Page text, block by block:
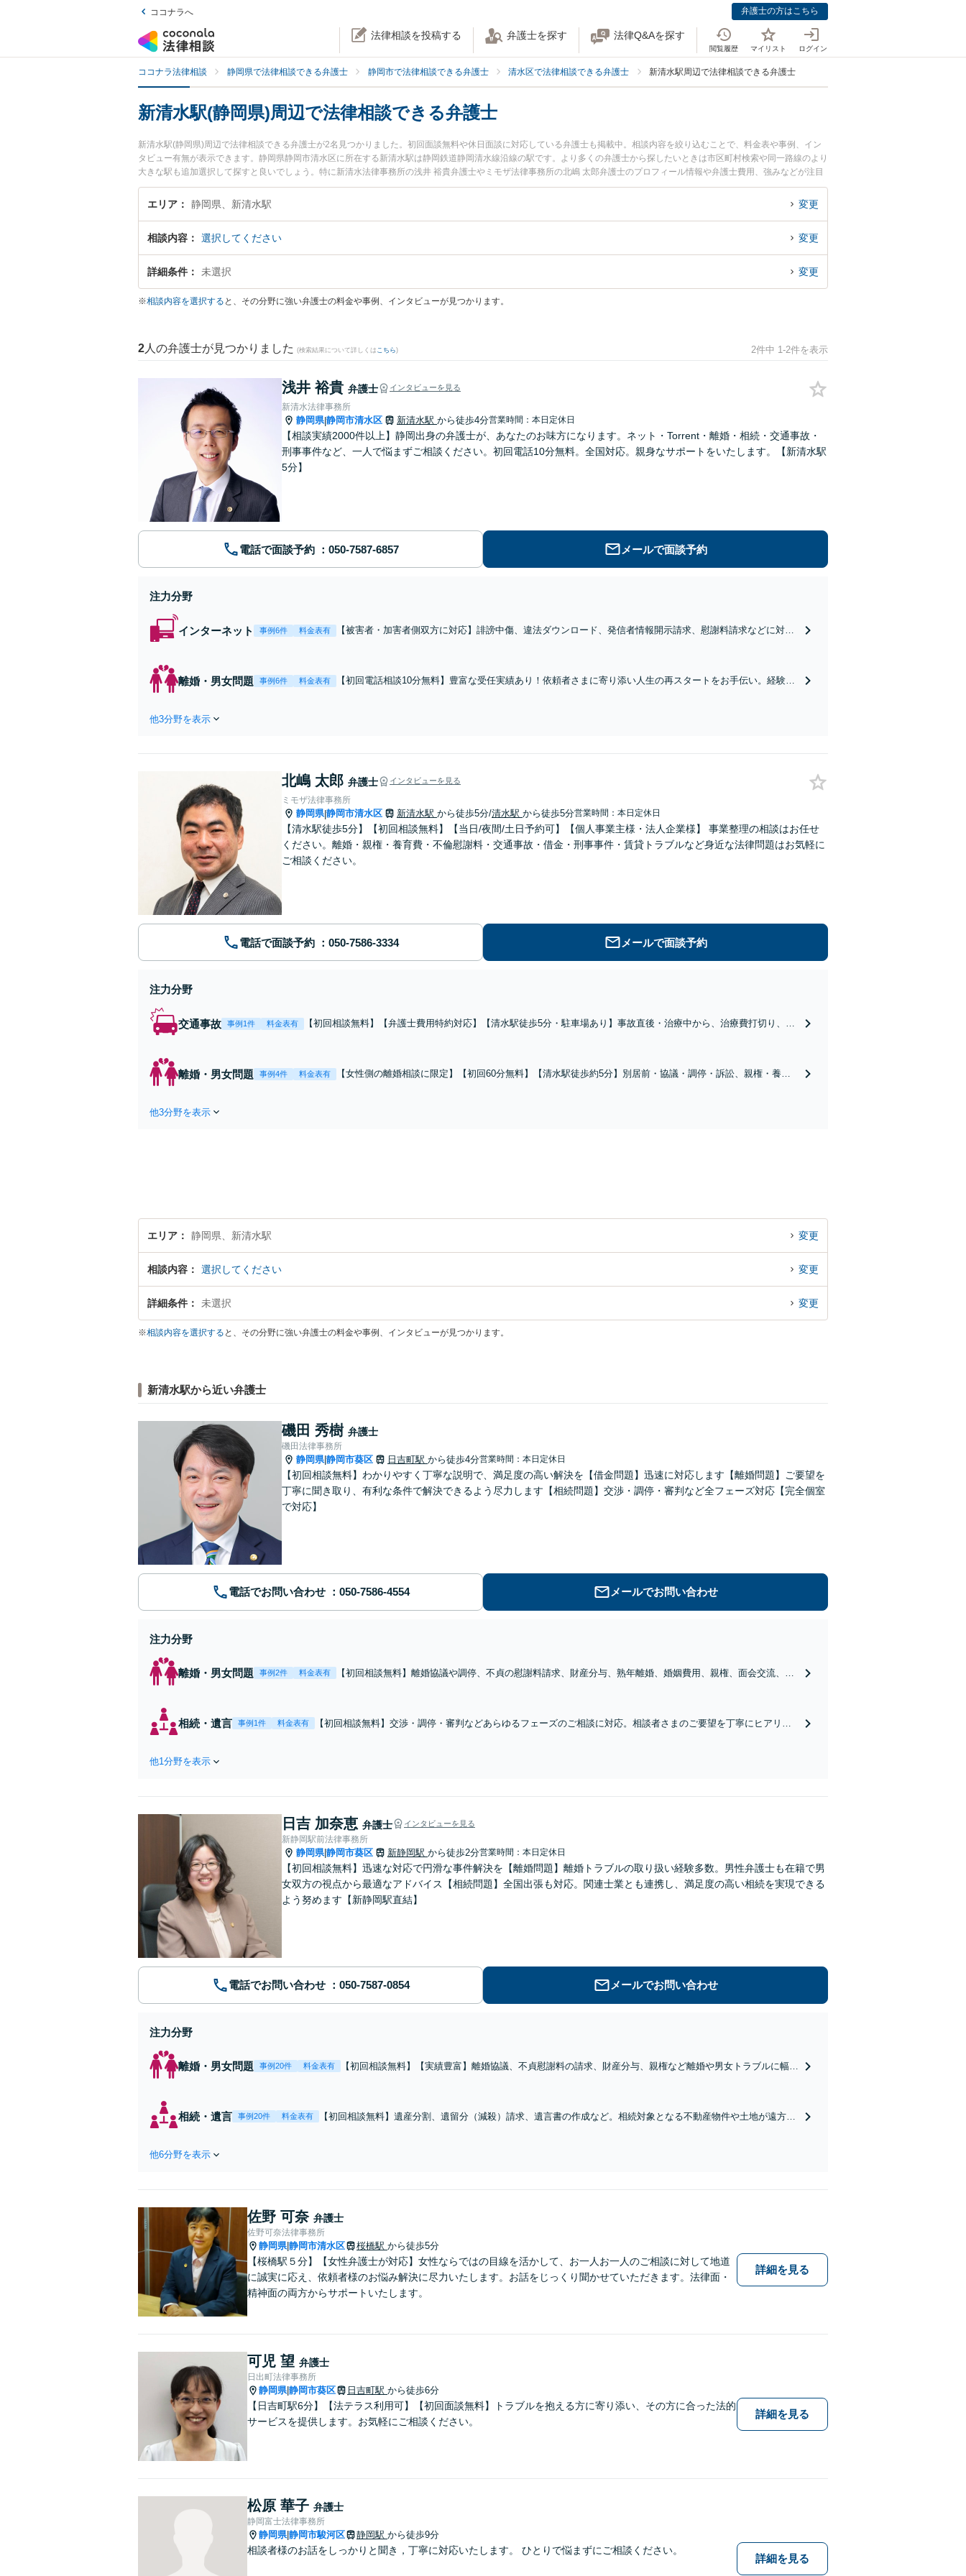
ココナラへ 弁護士の方はこちら
法律相談を投稿する 弁護士を探す 法律Q&Aを探す
閲覧履歴 マイリスト ログイン
ココナラ法律相談 静岡県で法律相談できる弁護士 静岡市で法律相談できる弁護士 清水区で法律相談できる弁護士 新清水駅周辺で法律相談できる弁護士
新清水駅(静岡県)周辺で法律相談できる弁護士
新清水駅(静岡県)周辺で法律相談できる弁護士が2名見つかりました。初回面談無料や休日面談に対応している弁護士も掲載中。相談内容を絞り込むことで、料金表や事例、イン
タビュー有無が表示できます。静岡県静岡市清水区に所在する新清水駅は静岡鉄道静岡清水線沿線の駅です。より多くの弁護士から探したいときは市区町村検索や同一路線のより
大きな駅も追加選択して探すと良いでしょう。特に新清水法律事務所の浅井 裕貴弁護士やミモザ法律事務所の北嶋 太郎弁護士のプロフィール情報や弁護士費用、強みなどが注目
されています。『家族間の相続トラブルのトラブルを勤務先から通いやすい新清水駅周辺に事務所を構える弁護士に面談予約したい』『家族間の相続トラブルのトラブル解決の実
績豊富な新清水駅近くの弁護士を検索したい』『初回無料で家族間の相続トラブルを法律相談できる新清水駅付近の弁護士に面談予約したい』などでお困りの相談者さんにおすす
エリア 静岡県、新清水駅 変更
相談内容 選択してください 変更
詳細条件 未選択 変更
※相談内容を選択する と、その分野に強い弁護士の料金や事例、インタビューが見つかります。
2 人の弁護士が見つかりました (検索結果について詳しくは こちら) 2件中 1-2件を表示
浅井 裕貴 弁護士 インタビューを見る
新清水法律事務所
静岡県|静岡市清水区 新清水駅 から徒歩4分営業時間：本日定休日
【相談実績2000件以上】静岡出身の弁護士が、あなたのお味方になります。ネット・Torrent・離婚・相続・交通事故・
刑事事件など、一人で悩まずご相談ください。初回電話10分無料。全国対応。親身なサポートをいたします。【新清水駅
5分】
電話で面談予約 メールで面談予約
注力分野
インターネット 事例6件 料金表有
【被害者・加害者側双方に対応】誹謗中傷、違法ダウンロード、発信者情報開示請求、慰謝料請求などに対
離婚・男女問題 事例6件 料金表有
【初回電話相談10分無料】豊富な受任実績あり！依頼者さまに寄り添い人生の再スタートをお手伝い。経験と
他3分野を表示
北嶋 太郎 弁護士 インタビューを見る
ミモザ法律事務所
静岡県|静岡市清水区 新清水駅 から徒歩5分/清水駅 から徒歩5分営業時間：本日定休日
【清水駅徒歩5分】【初回相談無料】【当日/夜間/土日予約可】【個人事業主様・法人企業様】 事業整理の相談はお任せ
ください。離婚・親権・養育費・不倫慰謝料・交通事故・借金・刑事事件・賃貸トラブルなど身近な法律問題はお気軽に
ご相談ください。
電話で面談予約 メールで面談予約
注力分野
交通事故 事例1件 料金表有
【初回相談無料】【弁護士費用特約対応】【清水駅徒歩5分・駐車場あり】事故直後・治療中から、治療費打切り、過
離婚・男女問題 事例4件 料金表有
【女性側の離婚相談に限定】【初回60分無料】【清水駅徒歩約5分】別居前・協議・調停・訴訟、親権・養育
他3分野を表示
エリア 静岡県、新清水駅 変更
相談内容 選択してください 変更
詳細条件 未選択 変更
※相談内容を選択する と、その分野に強い弁護士の料金や事例、インタビューが見つかります。
新清水駅から近い弁護士
磯田 秀樹 弁護士
磯田法律事務所
静岡県|静岡市葵区 日吉町駅 から徒歩4分営業時間：本日定休日
【初回相談無料】わかりやすく丁寧な説明で、満足度の高い解決を【借金問題】迅速に対応します【離婚問題】ご要望を
丁寧に聞き取り、有利な条件で解決できるよう尽力します【相続問題】交渉・調停・審判など全フェーズ対応【完全個室
で対応】
電話でお問い合わせ メールでお問い合わせ
注力分野
離婚・男女問題 事例2件 料金表有
【初回相談無料】離婚協議や調停、不貞の慰謝料請求、財産分与、熟年離婚、婚姻費用、親権、面会交流、婚
相続・遺言 事例1件 料金表有
【初回相談無料】交渉・調停・審判などあらゆるフェーズのご相談に対応。相談者さまのご要望を丁寧にヒアリン
他1分野を表示
日吉 加奈恵 弁護士 インタビューを見る
新静岡駅前法律事務所
静岡県|静岡市葵区 新静岡駅 から徒歩2分営業時間：本日定休日
【初回相談無料】迅速な対応で円滑な事件解決を【離婚問題】離婚トラブルの取り扱い経験多数。男性弁護士も在籍で男
女双方の視点から最適なアドバイス【相続問題】全国出張も対応。関連士業とも連携し、満足度の高い相続を実現できる
よう努めます【新静岡駅直結】
電話でお問い合わせ メールでお問い合わせ
注力分野
離婚・男女問題 事例20件 料金表有
【初回相談無料】【実績豊富】離婚協議、不貞慰謝料の請求、財産分与、親権など離婚や男女トラブルに幅広
相続・遺言 事例20件 料金表有
【初回相談無料】遺産分割、遺留分（減殺）請求、遺言書の作成など。相続対象となる不動産物件や土地が遠方の
他6分野を表示
佐野 可奈 弁護士
佐野可奈法律事務所
静岡県|静岡市清水区 桜橋駅 から徒歩5分
【桜橋駅５分】【女性弁護士が対応】女性ならではの目線を活かして、お一人お一人のご相談に対して地道
に誠実に応え、依頼者様のお悩み解決に尽力いたします。お話をじっくり聞かせていただきます。法律面・
精神面の両方からサポートいたします。
詳細を見る
可児 望 弁護士
日出町法律事務所
静岡県|静岡市葵区 日吉町駅 から徒歩6分
【日吉町駅6分】【法テラス利用可】【初回面談無料】トラブルを抱える方に寄り添い、その方に合った法的
サービスを提供します。お気軽にご相談ください。
詳細を見る
松原 華子 弁護士
静岡富士法律事務所
静岡県|静岡市駿河区 静岡駅 から徒歩9分
相談者様のお話をしっかりと聞き，丁寧に対応いたします。 ひとりで悩まずにご相談ください。
詳細を見る